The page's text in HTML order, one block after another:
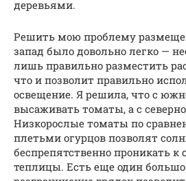
деревьями.
Решить мою проблему
запад было довольно легко —
лишь правильно разместить
что и позволит правильно
освещение. Я решила, что с
высаживать томаты, а с
Низкорослые томаты по
плетьми огурцов позволят
беспрепятственно проникать к
теплицы. Есть еще один